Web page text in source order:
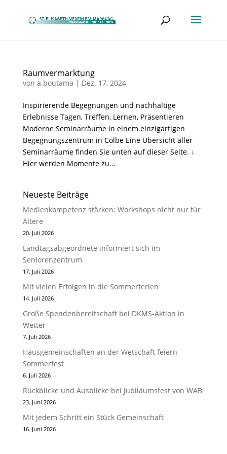
Raumvermarktung
von a.boutama | Dez. 17, 2024
Inspirierende Begegnungen und nachhaltige
Erlebnisse Tagen, Treffen, Lernen, Präsentieren
Moderne Seminarräume in einem einzigartigen
Begegnungszentrum in Cölbe Eine Übersicht aller
Seminarräume finden Sie unten auf dieser Seite. ↓
Hier werden Momente zu...
Neueste Beiträge
Medienkompetenz stärken: Workshops nicht nur für
Ältere
20. Juli 2026
Landtagsabgeordnete informiert sich im
Seniorenzentrum
17. Juli 2026
Mit vielen Erfolgen in die Sommerferien
14. Juli 2026
Große Spendenbereitschaft bei DKMS-Aktion in
Wetter
7. Juli 2026
Hausgemeinschaften an der Wetschaft feiern
Sommerfest
6. Juli 2026
Rückblicke und Ausblicke bei Jubiläumsfest von WAB
23. Juni 2026
Mit jedem Schritt ein Stück Gemeinschaft
16. Juni 2026